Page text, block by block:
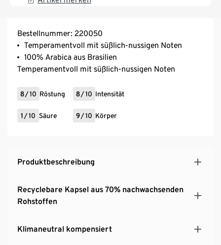
Bestellnummer: 220050
Temperamentvoll mit süßlich-nussigen Noten
100% Arabica aus Brasilien
Temperamentvoll mit süßlich-nussigen Noten
8/10 Röstung 8/10 Intensität
1 /10 Säure 9/10 Körper
Produktbeschreibung
Recyclebare Kapsel aus 70% nachwachsenden
Rohstoffen
Klimaneutral kompensiert